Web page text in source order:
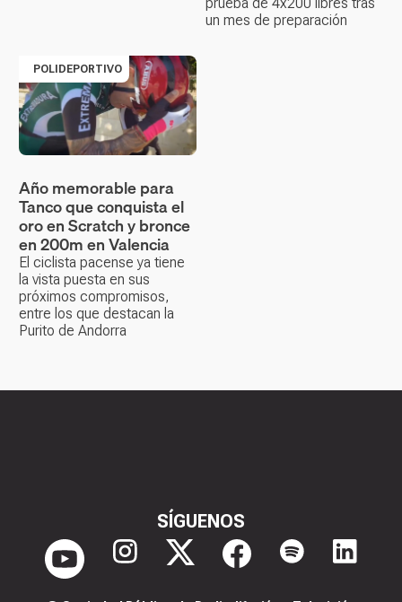
un mes de preparación
POLIDEPORTIVO
Año memorable para
Tanco que conquista el
oro en Scratch y bronce
en 200m en Valencia
El ciclista pacense ya tiene
la vista puesta en sus
próximos compromisos,
entre los que destacan la
Purito de Andorra
SÍGUENOS